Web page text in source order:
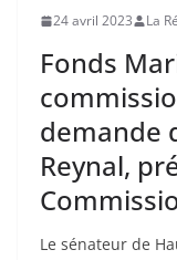
24 avril 2023 La
Fonds
demande
Reynal,
Le sénateur de